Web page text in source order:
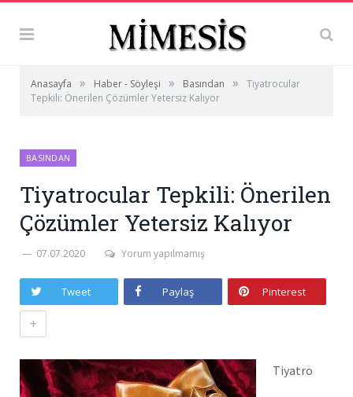
Anasayfa » Haber - Söyleşi » Basından »
Tiyatrocular
Tepkili: Önerilen Çözümler Yetersiz Kalıyor
BASINDAN
Tiyatrocular Tepkili: Önerilen
Çözümler Yetersiz Kalıyor
07.07.2020 Yorum yapılmamış
Tweet Paylaş Pinterest
+
Tiyatro